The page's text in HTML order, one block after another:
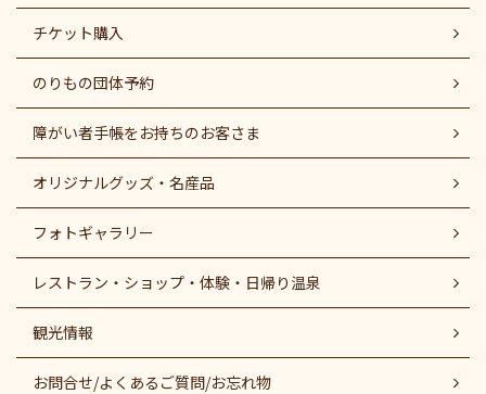
チケット購入
のりもの団体予約
障がい者⼿帳をお持ちのお客さま
オリジナルグッズ・名産品
フォトギャラリー
レストラン・ショップ・体験・日帰り温泉
観光情報
お問合せ/よくあるご質問/お忘れ物